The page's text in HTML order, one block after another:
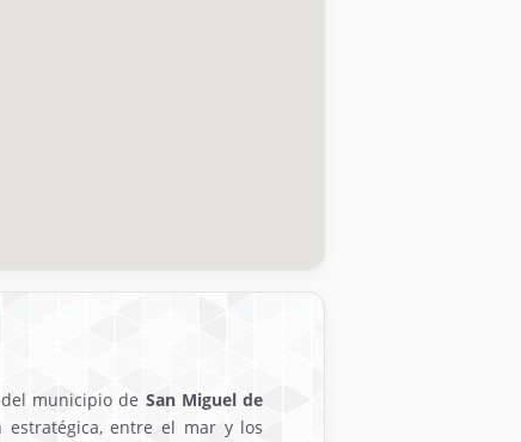
municipio de San Miguel de
estratégica, entre el mar y los